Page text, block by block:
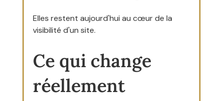
Elles restent aujourd'hui au cœur de la
visibilité d'un site.
Ce qui change
réellement